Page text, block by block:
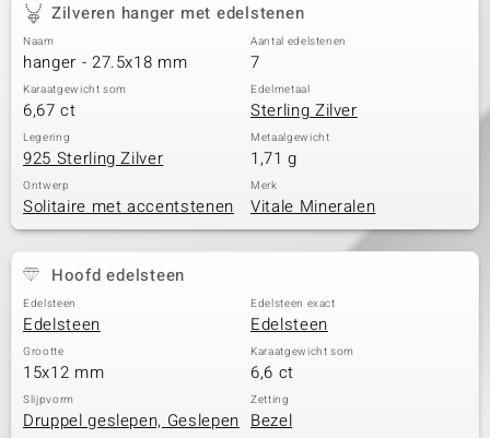
Zilveren hanger met edelstenen
Naam
hanger - 27.5x18 mm
Aantal edelstenen
7
Karaatgewicht som
6,67 ct
Edelmetaal
Sterling Zilver
Legering
925 Sterling Zilver
Metaalgewicht
1,71 g
Ontwerp
Solitaire met accentstenen
Merk
Vitale Mineralen
Hoofd edelsteen
Edelsteen
Edelsteen
Edelsteen exact
Edelsteen
Grootte
15x12 mm
Karaatgewicht som
6,6 ct
Slijpvorm
Druppel geslepen, Geslepen
Zetting
Bezel